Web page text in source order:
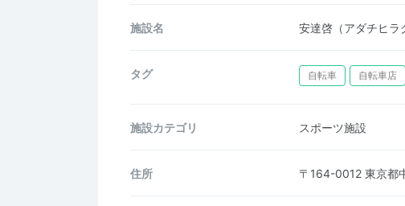
施設名 安達啓（アダチヒラ
タグ 自転車 自転車店
施設カテゴリ スポーツ施設
住所 〒164-0012 東京都